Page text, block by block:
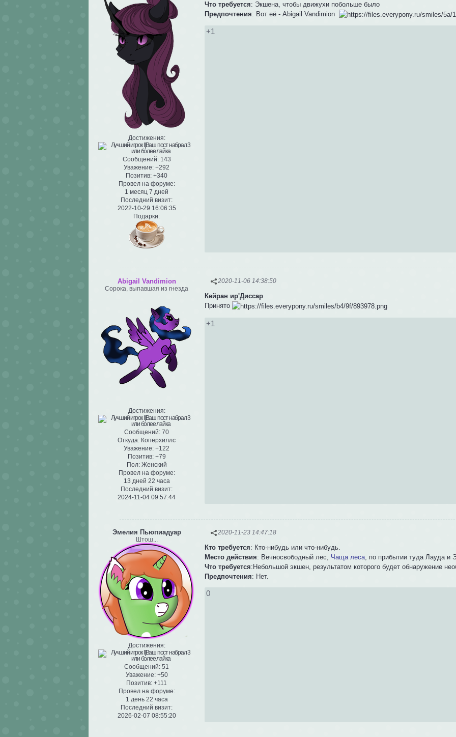
Достижения:
Сообщений:143
Уважение: +292
Позитив: +340
Провел на форуме:
1 месяц 7 дней
Последний визит:
2022-10-29 16:06:35
Подарки:
Что требуется: Экшена, чтобы движухи побольше было
Предпочтения: Вот её - Abigail Vandimion
+1
2020-11-06 14:38:50
Abigail Vandimion
Сорока, выпавшая из гнезда
Достижения:
Сообщений: 70
Откуда: Коперхиллс
Уважение: +122
Позитив: +79
Пол:Женский
Провел на форуме:
13 дней 22 часа
Последний визит:
2024-11-04 09:57:44
Кейран ир'Диссар
Принято
+1
2020-11-23 14:47:18
Эмелия Пьюпиадуар
Штош...
Достижения:
Сообщений: 51
Уважение: +50
Позитив: +111
Провел на форуме:
1 день 22 часа
Последний визит:
2026-02-07 08:55:20
Кто требуется: Кто-нибудь или что-нибудь.
Место действия: Вечносвободный лес, Чаща леса , по прибытии туда Лауда и
Что требуется:Небольшой экшен, результатом которого будет обнаружение
Предпочтения: Нет.
0